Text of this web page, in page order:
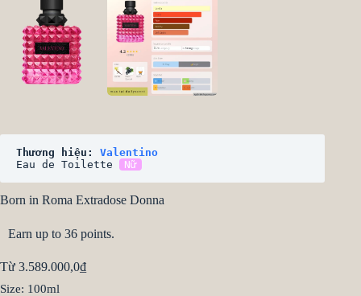
Thương hiệu: Valentino
Eau de Toilette
Nữ
Born in Roma Extradose Donna
Earn up to 36 points.
Từ 3.589.000,0₫
Size: 100ml